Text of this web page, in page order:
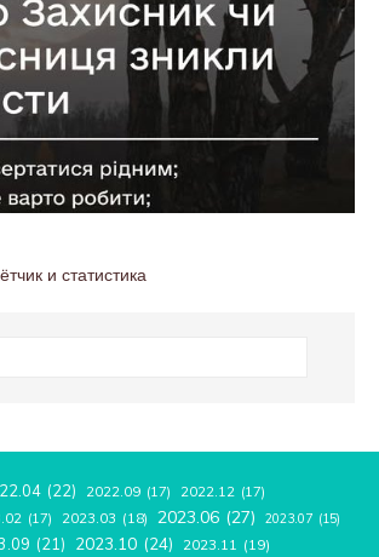
(22) 2022.09 (17) 2022.12 (17)
(17) 2023.03 (18) 2023.06 (27) 2023.07 (15)
(21) 2023.10 (24) 2023.11 (19)